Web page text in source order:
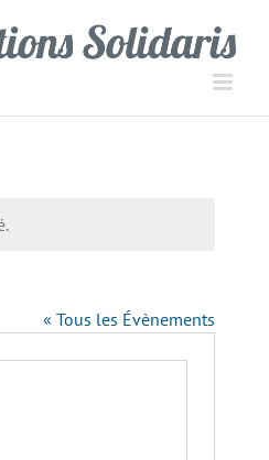
« Tous les Évènements